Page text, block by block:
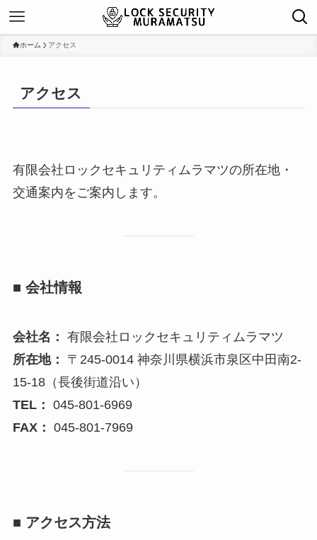
ホーム アクセス
アクセス
有限会社ロックセキュリティムラマツの所在地・
交通案内をご案内します。
■ 会社情報
会社名： 有限会社ロックセキュリティムラマツ
所在地：
〒245-0014 神奈川県横浜市泉区中田南2-
15-18（長後街道沿い）
TEL： 045-801-6969
FAX： 045-801-7969
■ アクセス方法